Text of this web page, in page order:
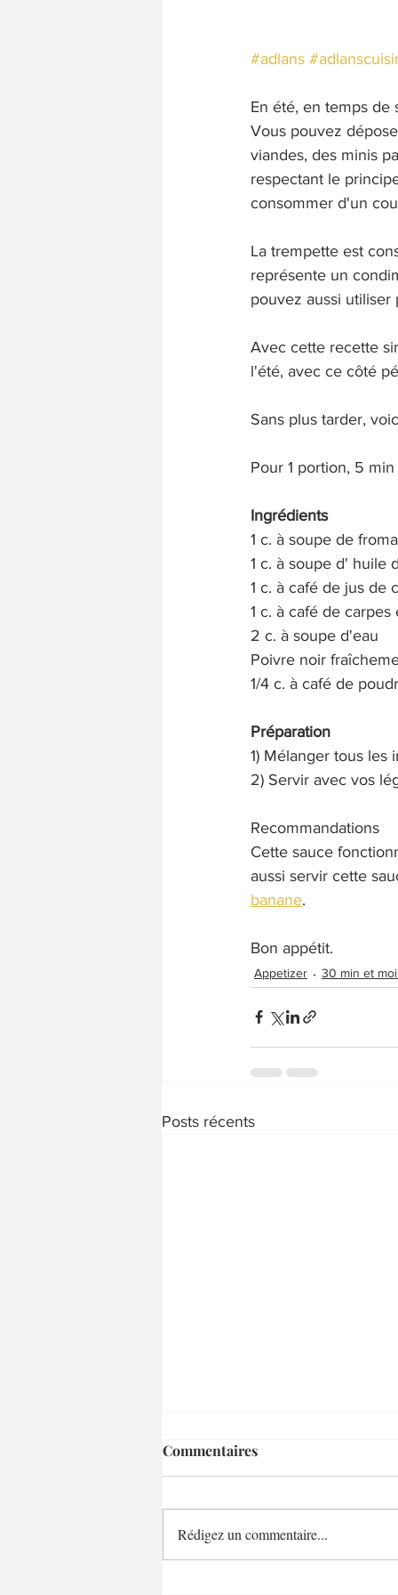
#adlans
En été, en temps de
Vous pouvez
viandes, des minis
respectant le
consommer d'un
La trempette est
représente un
pouvez aussi utiliser
Avec cette recette
l'été, avec ce côté
Sans plus tarder,
Pour 1 portion, 5
Ingrédients
1 c. à soupe de
1 c. à soupe d' huile
1 c. à café de jus de
1 c. à café de
2 c. à soupe d'eau
Poivre noir
1/4 c. à café de
Préparation
1) Mélanger tous les
2) Servir avec vos
Recommandations
Cette sauce
aussi servir cette
banane.
Bon appétit.
Appetizer 30 min et
Posts récents
Commentaires
Rédigez un commentaire...